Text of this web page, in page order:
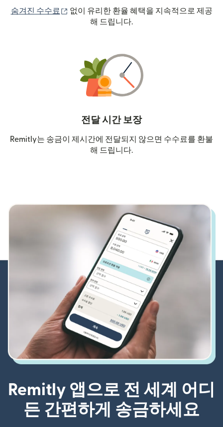
숨겨진 수수료 (새 창에서 열림)
없이 유리한 환율 혜택을 지속적으로 제공
해 드립니다.
전달 시간 보장
Remitly는 송금이 제시간에 전달되지 않으면 수수료를 환불
해 드립니다.
Remitly 앱으로 전 세계 어디
든 간편하게 송금하세요